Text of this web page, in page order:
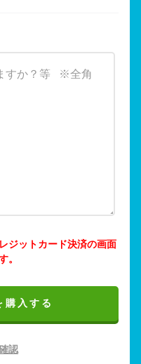
ジットカード決済の画面
。
購入する
認